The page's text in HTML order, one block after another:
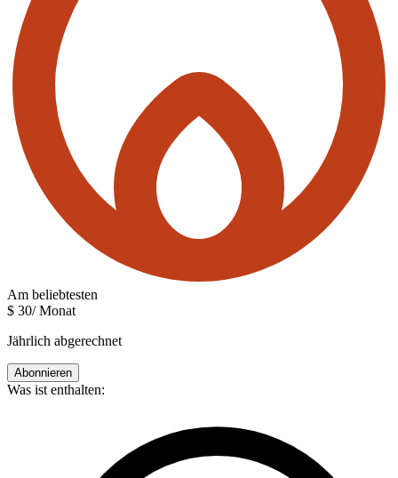
Am beliebtesten
$ 30/ Monat
Jährlich abgerechnet
Abonnieren
Was ist enthalten: